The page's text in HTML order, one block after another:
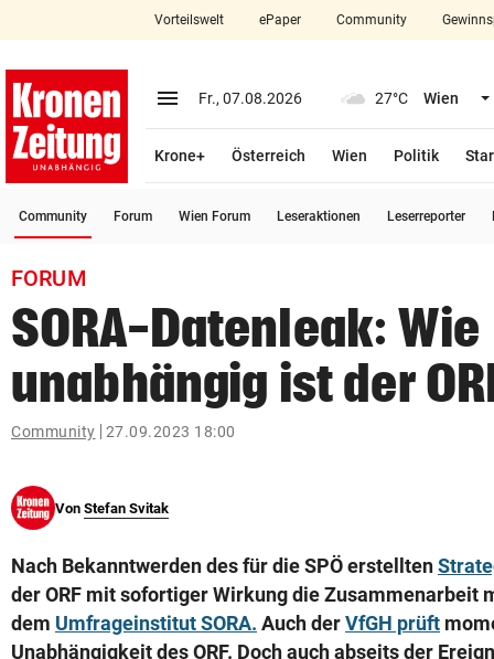
closeSchließen
account_circle Anmelden
arrow_right
pin_drop
Wien
bookmark
search
Suchbegriff
eingeben
© Krone Multimedia GmbH & Co KG 2026
Vorteilswelt ePaper Community
menu Menü aufklappen
Fr., 07.08.2026 27°C Wien
Krone+ Österreich Wien Politik
Community Forum Wien Forum Leseraktionen Leserreporter
FORUM
SORA-Datenleak: Wie
unabhängig ist der
Community 27.09.2023 18:00
Von Stefan Svitak
Nach Bekanntwerden des für die SPÖ erstellten
der ORF mit sofortiger Wirkung die Zusammenarbeit
dem Umfrageinstitut SORA. Auch derVfGH prüft
Unabhängigkeit des ORF. Doch auch abseits der